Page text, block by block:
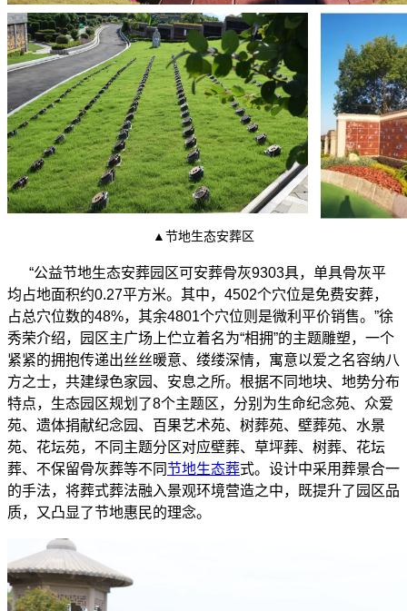
▲节地生态安葬区
“公益节地生态安葬园区可安葬骨灰9303具，单具骨灰平
均占地面积约0.27平方米。其中，4502个穴位是免费安葬，
占总穴位数的48%，其余4801个穴位则是微利平价销售。”徐
秀荣介绍，园区主广场上伫立着名为“相拥”的主题雕塑，一个
紧紧的拥抱传递出丝丝暖意、缕缕深情，寓意以爱之名容纳八
方之士，共建绿色家园、安息之所。根据不同地块、地势分布
特点，生态园区规划了8个主题区，分别为生命纪念苑、众爱
苑、遗体捐献纪念园、百果艺术苑、树葬苑、壁葬苑、水景
苑、花坛苑，不同主题分区对应壁葬、草坪葬、树葬、花坛
葬、不保留骨灰葬等不同节地生态葬式。设计中采用葬景合一
的手法，将葬式葬法融入景观环境营造之中，既提升了园区品
质，又凸显了节地惠民的理念。